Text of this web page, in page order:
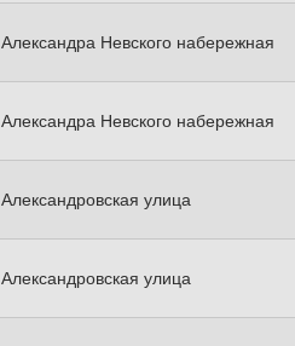
Александра Невского набережная
Александра Невского набережная
Александровская улица
Александровская улица